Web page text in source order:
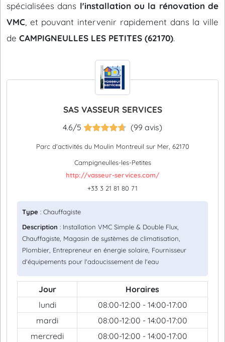
spécialisées dans l'installation ou la rénovation de
VMC , et pouvant intervenir rapidement dans la ville
de CAMPIGNEULLES LES PETITES (62170).
SAS VASSEUR SERVICES
4.6/5 (99 avis)
Parc d'activités du Moulin Montreuil sur Mer, 62170
Campigneulles-les-Petites
http://vasseur-services.com/
+33 3 21 81 80 71
Type : Chauffagiste
Description : Installation VMC Simple & Double Flux,
Chauffagiste, Magasin de systèmes de climatisation,
Plombier, Entrepreneur en énergie solaire, Fournisseur
d'équipements pour l'adoucissement de l'eau
Jour
Horaires
lundi
08:00-12:00 - 14:00-17:00
mardi
08:00-12:00 - 14:00-17:00
mercredi
08:00-12:00 - 14:00-17:00